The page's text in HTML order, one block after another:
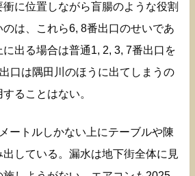
に位置しながら盲腸のような役割
のは、これら6, 8番出口のせいであ
出る場合は普通1, 2, 3, 7番出口を
口は隅田川のほうに出てしまうの
ることはない。
ートルしかない上にテーブルや陳
している。漏水は地下街全体に見